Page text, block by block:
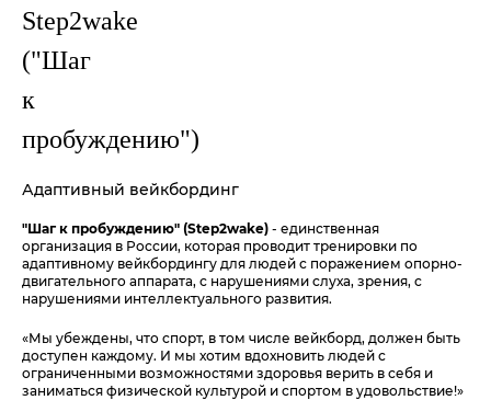
Step2wake
("Шаг
к
пробуждению")
Адаптивный вейкбординг
"Шаг к пробуждению" (Step2wake)- единственная
организация в России, которая проводит тренировки по
адаптивному вейкбордингу для людей с поражением опорно-
двигательного аппарата, с нарушениями слуха, зрения, с
нарушениями интеллектуального развития.
«Мы убеждены, что спорт, в том числе вейкборд, должен быть
доступен каждому. И мы хотим вдохновить людей с
ограниченными возможностями здоровья верить в себя и
заниматься физической культурой и спортом в удовольствие!»